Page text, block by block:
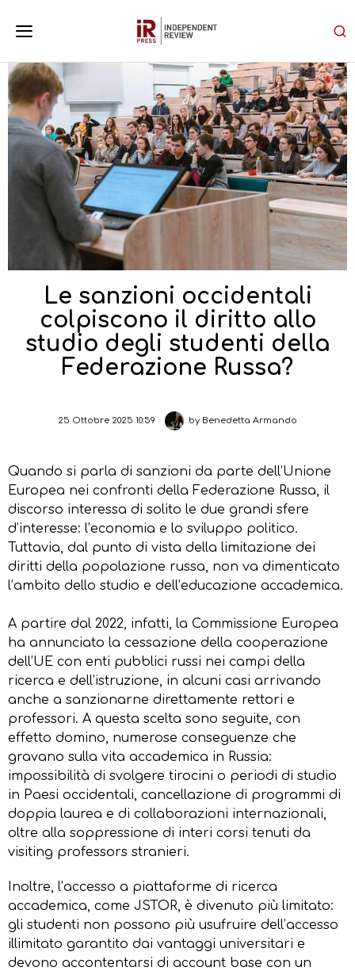
Le sanzioni occidentali
colpiscono il diritto allo
studio degli studenti della
Federazione Russa?
25 Ottobre 2025 10:59 by Benedetta Armando
Quando si parla di sanzioni da parte dell’Unione
Europea nei confronti della Federazione Russa, il
discorso interessa di solito le due grandi sfere
d’interesse: l’economia e lo sviluppo politico.
Tuttavia, dal punto di vista della limitazione dei
diritti della popolazione russa, non va dimenticato
l’ambito dello studio e dell’educazione accademica.
A partire dal 2022, infatti, la Commissione Europea
ha annunciato la cessazione della cooperazione
dell’UE con enti pubblici russi nei campi della
ricerca e dell’istruzione, in alcuni casi arrivando
anche a sanzionarne direttamente rettori e
professori. A questa scelta sono seguite, con
effetto domino, numerose conseguenze che
gravano sulla vita accademica in Russia:
impossibilità di svolgere tirocini o periodi di studio
in Paesi occidentali, cancellazione di programmi di
doppia laurea e di collaborazioni internazionali,
oltre alla soppressione di interi corsi tenuti da
visiting professors stranieri.
Inoltre, l’accesso a piattaforme di ricerca
accademica, come JSTOR, è divenuto più limitato:
gli studenti non possono più usufruire dell’accesso
illimitato garantito dai vantaggi universitari e
devono accontentarsi di account base con un